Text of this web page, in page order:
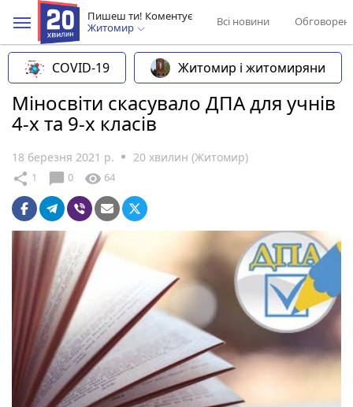
Пишеш ти! Коментує
Житомир
Всі новини
COVID-19 Житомир і житомиряни
Міносвіти скасувало ДПА для учнів
4-х та 9-х класів
18 березня 2021 р. 20 хвилин (Житомир)
share 1 chat_bubble 0 visibility 64